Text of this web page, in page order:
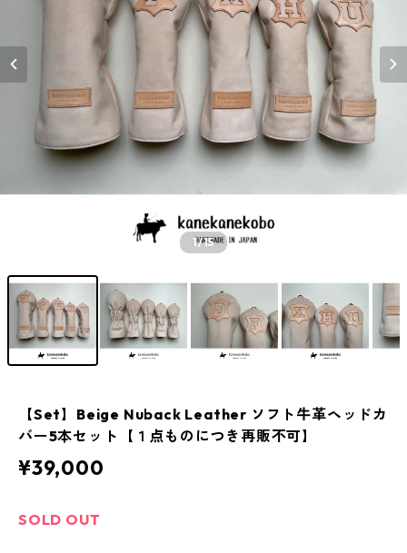
1/15
【Set】Beige Nuback Leather ソフト牛革ヘッドカ
バー5本セット【１点ものにつき再販不可】
¥39,000
SOLD OUT